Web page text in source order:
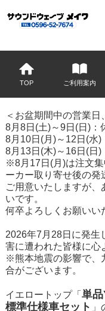
TOP ご利用案内
＜お盆期間中の営業日
8月8日(土)～9日(日)：
8月10日(月)～12日(水)
8月13日(木)～16日(日)
※8月17日(月)は注文
ーカー取り寄せ後の発
ご用意いたしますが
いです。
何卒よろしくお願いい
2026年7月28日に発生
害に遭われた皆様に心
※熊本地震の影響で、
合がございます。
イエロートップ「 単
標準仕様車セット